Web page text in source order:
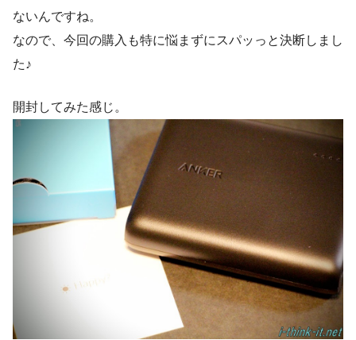
ないんですね。
なので、今回の購入も特に悩まずにスパッっと決断しまし
た♪
開封してみた感じ。